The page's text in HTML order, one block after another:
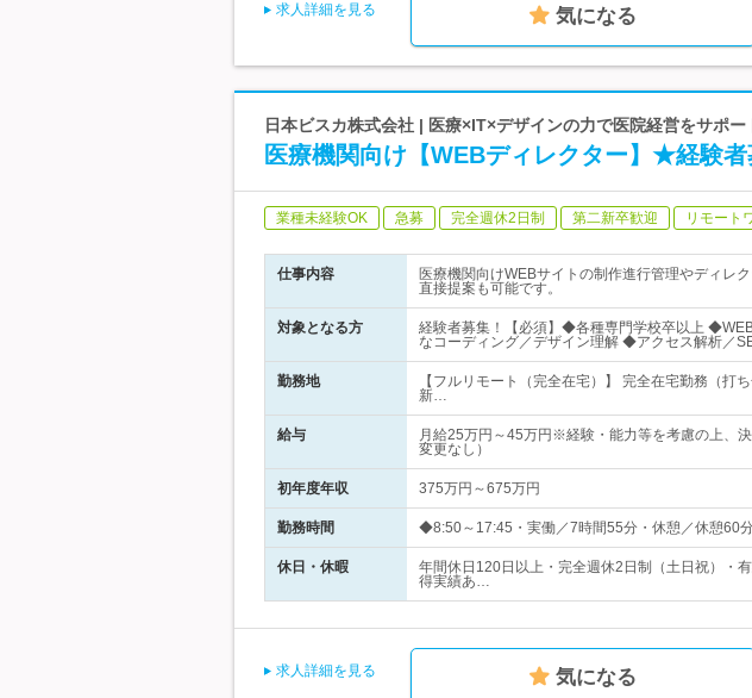
求人詳細を見る 気になる
日本ビスカ株式会社 | 医療×IT×デザインの力で医院経営をサポー
医療機関向け【WEBディレクター】★経験者
業種未経験OK 急募 完全週休2日制 第二新卒歓迎 リモート
仕事内容
医療機関向けWEBサイトの制作進行管理やディレ
直接提案も可能です。
対象となる方
経験者募集！【必須】◆各種専門学校卒以上
なコーディング／デザイン理解 ◆アクセス解析／
勤務地
【フルリモート（完全在宅）】 完全在宅勤務（
新…
給与
月給25万円～45万円※経験・能力等を考慮の上、
変更なし）
初年度年収 375万円～675万円
勤務時間 ◆8:50～17:45・実働／7時間55分・休憩／休憩60
休日・休暇
年間休日120日以上・完全週休2日制（土日祝）・
得実績あ…
求人詳細を見る 気になる